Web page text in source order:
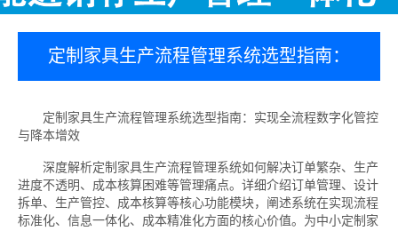
定制家具生产流程管理系统选型指南：
定制家具生产流程管理系统选型指南：实现全流程数字化管控
与降本增效
深度解析定制家具生产流程管理系统如何解决订单繁杂、生产
进度不透明、成本核算困难等管理痛点。详细介绍订单管理、设计
拆单、生产管控、成本核算等核心功能模块，阐述系统在实现流程
标准化、信息一体化、成本精准化方面的核心价值。为中小定制家